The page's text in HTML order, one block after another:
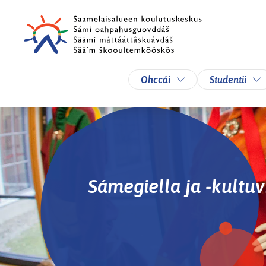
Skip to main content Skip to main navigation
Ohccái Toggle Dropdown
Studentii
Sámegiella ja -